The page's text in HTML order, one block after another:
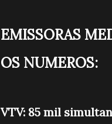
EMISSORAS
OS NUMEROS:
VTV: 85 mil